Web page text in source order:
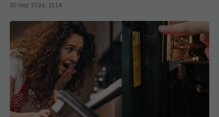
30 mar 2026, 21:14